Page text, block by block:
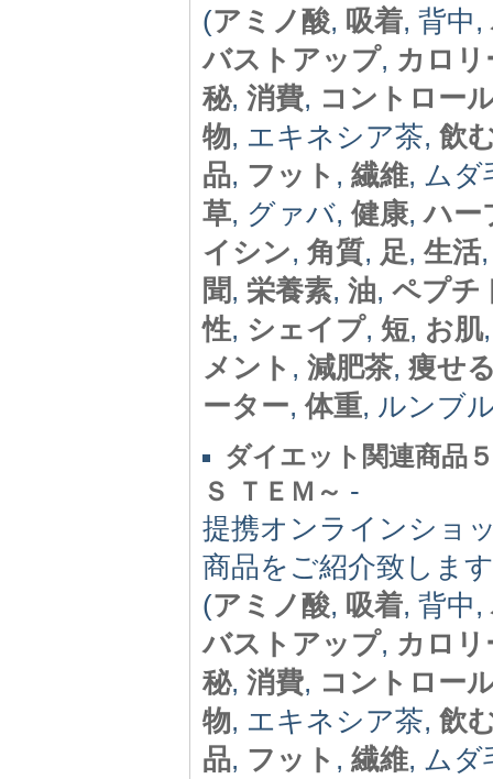
(アミノ酸, 吸着, 背中,
バストアップ, カロリ
秘, 消費, コントロー
物, エキネシア茶, 飲
品, フット , 繊維, ム
草, グァバ, 健康,ハー
イシン, 角質, 足, 生活
聞, 栄養素, 油, ペプチ
性, シェイプ, 短, お肌
メント , 減肥茶, 痩せ
ーター,体重, ルンブ
ダイエット関連商品
Ｓ ＴＥＭ～ -
提携オンラインショ
商品をご紹介致しま
(アミノ酸, 吸着, 背中,
バストアップ, カロリ
秘, 消費, コントロー
物, エキネシア茶, 飲
品, フット , 繊維, ム